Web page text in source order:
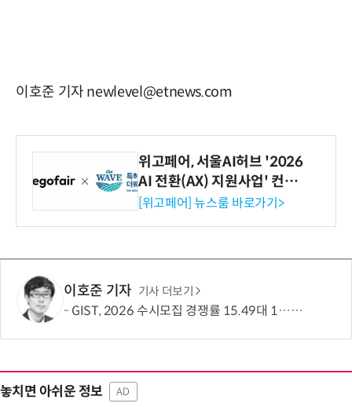
이호준 기자 newlevel@etnews.com
위고페어, 서울AI허브 '2026
AI 전환(AX) 지원사업' 컨소
시엄 선정
[위고페어] 뉴스룸 바로가기>
이호준 기자 기사 더보기
GIST, 2026 수시모집 경쟁률 15.49대 1…최근 5년간 지원자 62% ↑
놓치면 아쉬운 정보 AD